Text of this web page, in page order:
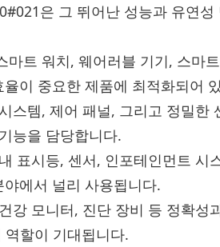
은 그 뛰어난 성능과 유연
마트 워치, 웨어러블 기기, 스마
이 중요한 제품에 최적화되어
스템, 제어 패널, 그리고 정밀한
능을 담당합니다.
표시등, 센서, 인포테인먼트 시
에서 널리 사용됩니다.
강 모니터, 진단 장비 등 정확성
역할이 기대됩니다.